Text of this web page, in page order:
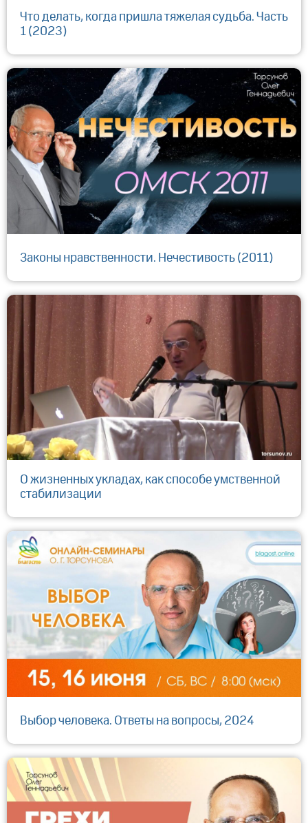
Что делать, когда пришла тяжелая судьба. Часть
1 (2023)
Законы нравственности. Нечестивость (2011)
О жизненных укладах, как способе умственной
стабилизации
Выбор человека. Ответы на вопросы, 2024